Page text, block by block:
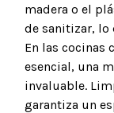
madera o el
de sanitizar, lo
En las cocinas
esencial, una
invaluable.
garantiza un